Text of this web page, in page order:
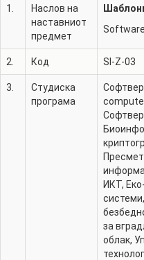
1.
Наслов на
наставниот
предмет
2. Код SI-Z-03
3.
Студиска
програма
ИКТ,
системи,
за
облак,